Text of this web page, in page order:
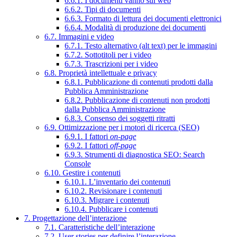
6.6.2. Tipi di documenti
6.6.3. Formato di lettura dei documenti elettronici
6.6.4. Modalità di produzione dei documenti
6.7. Immagini e video
6.7.1. Testo alternativo (alt text) per le immagini
6.7.2. Sottotitoli per i video
6.7.3. Trascrizioni per i video
6.8. Proprietà intellettuale e privacy
6.8.1. Pubblicazione di contenuti prodotti dalla
Pubblica Amministrazione
6.8.2. Pubblicazione di contenuti non prodotti
dalla Pubblica Amministrazione
6.8.3. Consenso dei soggetti ritratti
6.9. Ottimizzazione per i motori di ricerca (SEO)
6.9.1. I fattori on-page
6.9.2. I fattori off-page
6.9.3. Strumenti di diagnostica SEO: Search
Console
6.10. Gestire i contenuti
6.10.1. L’inventario dei contenuti
6.10.2. Revisionare i contenuti
6.10.3. Migrare i contenuti
6.10.4. Pubblicare i contenuti
7. Progettazione dell’interazione
7.1. Caratteristiche dell’interazione